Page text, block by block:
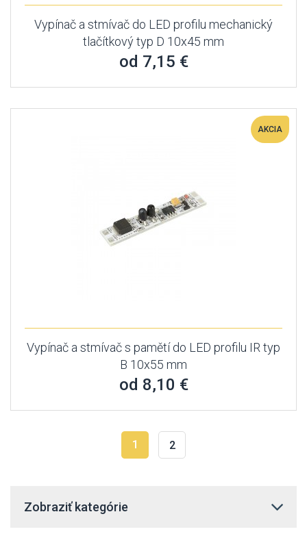
Vypínač a stmívač do LED profilu mechanický
tlačítkový typ D 10x45 mm
od 7,15 €
AKCIA
Vypínač a stmívač s pamětí do LED profilu IR typ
B 10x55 mm
od 8,10 €
1 2
Zobraziť kategórie